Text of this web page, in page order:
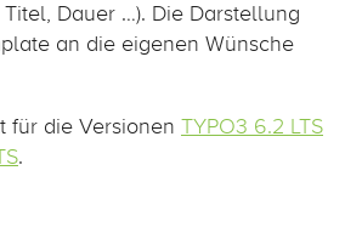
Titel, Dauer …). Die Darstellung
an die eigenen Wünsche
für die Versionen TYPO3 6.2 LTS
.